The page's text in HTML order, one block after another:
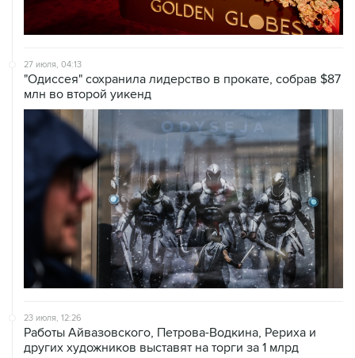
27 июля, 04:13
"Одиссея" сохранила лидерство в прокате, собрав $87
млн во второй уикенд
23 июля, 12:26
Работы Айвазовского, Петрова-Водкина, Рериха и
других художников выставят на торги за 1 млрд